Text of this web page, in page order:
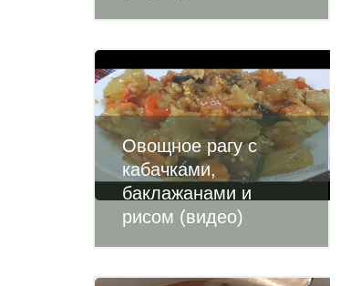
Овощное рагу с
кабачками,
баклажанами и
рисом (видео)